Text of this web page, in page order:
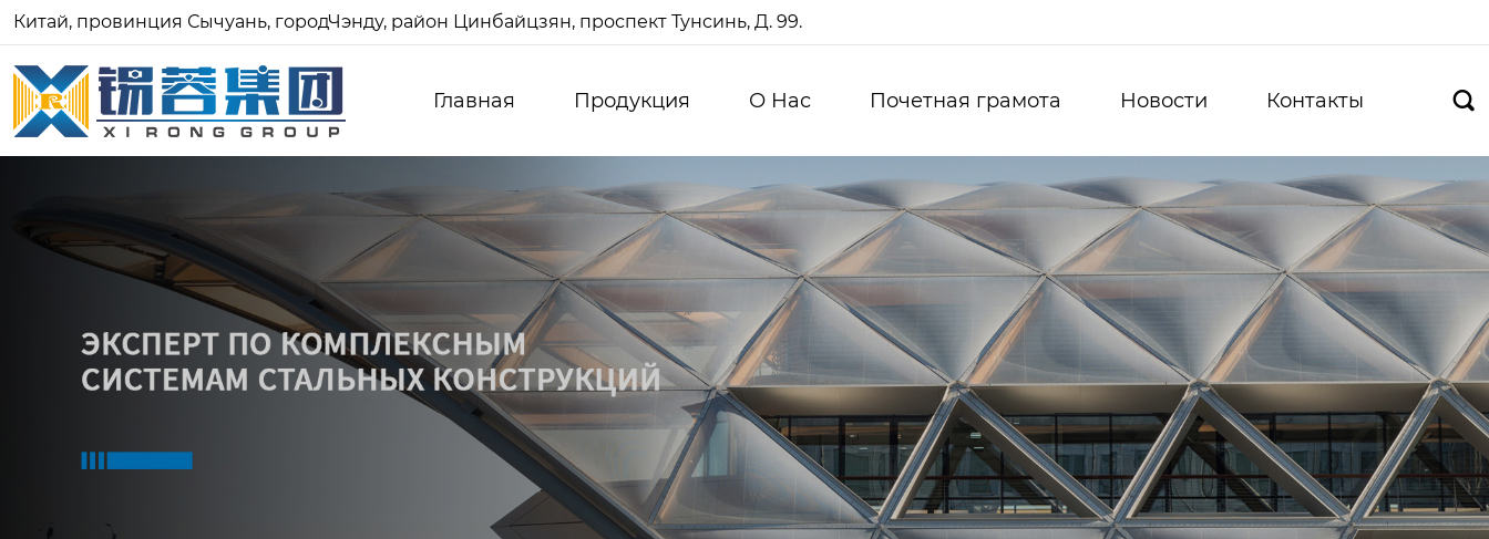
Китай, провинция Сычуань, городЧэнду, район Цинбайцзян, проспект Тунсинь, Д. 99.
Главная Продукция О Нас Почетная грамота Новости Контакты 